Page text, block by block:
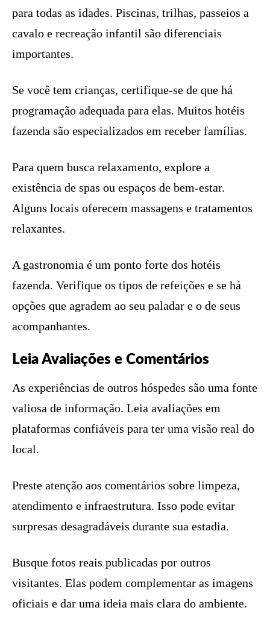
para todas as idades. Piscinas, trilhas, passeios a
cavalo e recreação infantil são diferenciais
importantes.
Se você tem crianças, certifique-se de que há
programação adequada para elas. Muitos hotéis
fazenda são especializados em receber famílias.
Para quem busca relaxamento, explore a
existência de spas ou espaços de bem-estar.
Alguns locais oferecem massagens e tratamentos
relaxantes.
A gastronomia é um ponto forte dos hotéis
fazenda. Verifique os tipos de refeições e se há
opções que agradem ao seu paladar e o de seus
acompanhantes.
Leia Avaliações e Comentários
As experiências de outros hóspedes são uma fonte
valiosa de informação. Leia avaliações em
plataformas confiáveis para ter uma visão real do
local.
Preste atenção aos comentários sobre limpeza,
atendimento e infraestrutura. Isso pode evitar
surpresas desagradáveis durante sua estadia.
Busque fotos reais publicadas por outros
visitantes. Elas podem complementar as imagens
oficiais e dar uma ideia mais clara do ambiente.